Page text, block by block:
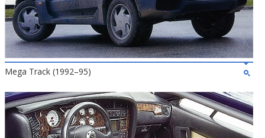
Mega Track (1992–95)